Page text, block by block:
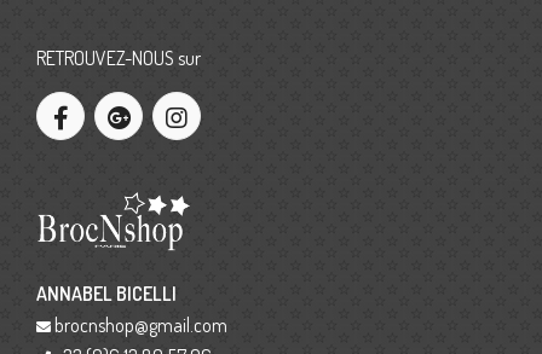
RETROUVEZ-NOUS sur
ANNABEL BICELLI
brocnshop@gmail.com